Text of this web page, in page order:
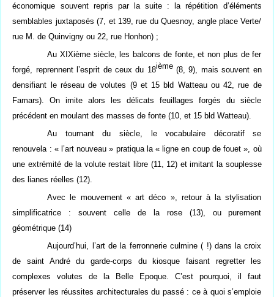
économique souvent repris par la suite : la répétition d’éléments
semblables juxtaposés (7, et 139, rue du Quesnoy, angle place Verte/
rue M. de Quinvigny ou 22, rue Honhon) ;
Au XIXième siècle, les balcons de fonte, et non plus de fer
forgé, reprennent l’esprit de ceux du 18ième(8, 9), mais souvent en
densifiant le réseau de volutes (9 et 15 bld Watteau ou 42, rue de
Famars). On imite alors les délicats feuillages forgés du siècle
précédent en moulant des masses de fonte (10, et 15 bld Watteau).
Au tournant du siècle, le vocabulaire décoratif se
renouvela : « l’art nouveau » pratiqua la « ligne en coup de fouet », où
une extrémité de la volute restait libre (11, 12) et imitant la souplesse
des lianes réelles (12).
Avec le mouvement « art déco », retour à la stylisation
simplificatrice : souvent celle de la rose (13), ou purement
géométrique (14)
Aujourd’hui, l’art de la ferronnerie culmine ( !) dans la croix
de saint André du garde-corps du kiosque faisant regretter les
complexes volutes de la Belle Epoque. C’est pourquoi, il faut
préserver les réussites architecturales du passé : ce à quoi s’emploie